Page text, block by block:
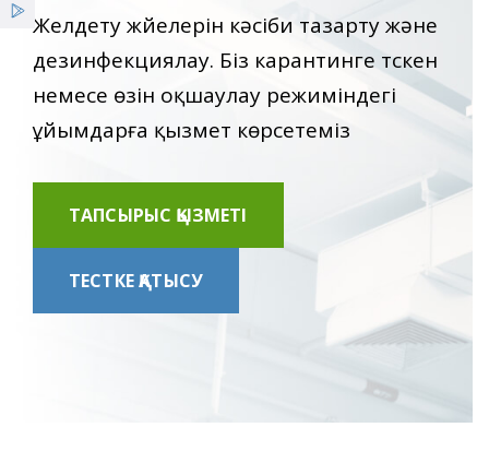
Қызметтер
Жаңалықтар
ҰСО жаршысы
Желдету жүйелерін кәсіби тазарту және
дезинфекциялау. Біз карантинге түскен
немесе өзін оқшаулау режиміндегі
ұйымдарға қызмет көрсетеміз
ТАПСЫРЫС ҚЫЗМЕТІ
ТЕСТКЕ ҚАТЫСУ